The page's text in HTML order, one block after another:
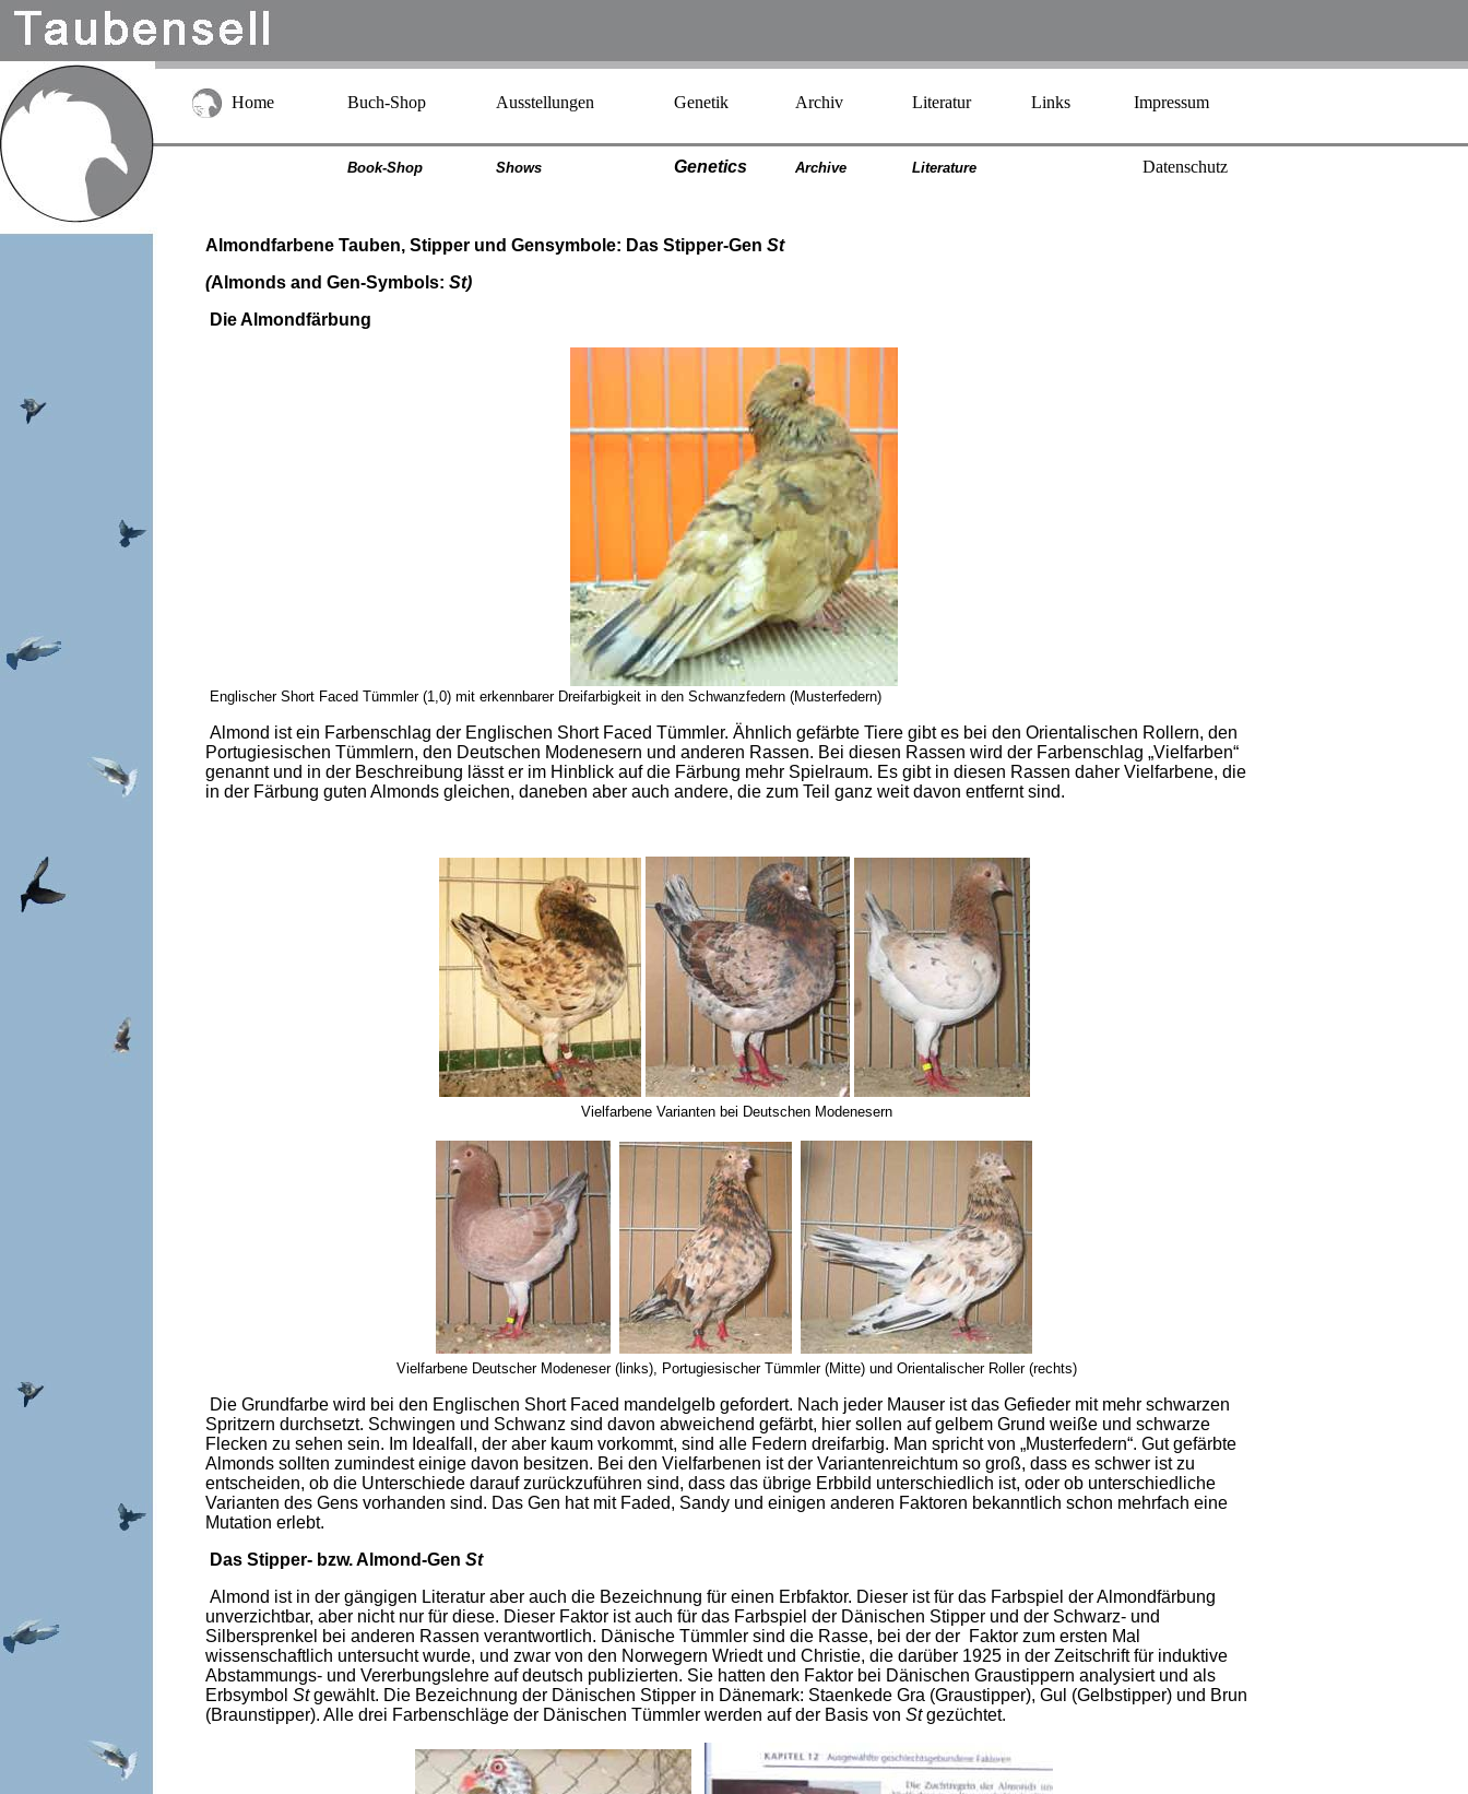
Home Buch-Shop Ausstellungen Genetik Archiv Literatur Links Impressum
Book-Shop Shows Genetics Archive Literature Datenschutz
Almondfarbene Tauben, Stipper und Gensymbole: Das Stipper-Gen St
(Almonds and Gen-Symbols: St)
Die Almondfärbung
Englischer Short Faced Tümmler (1,0) mit erkennbarer Dreifarbigkeit in den Schwanzfedern (Musterfedern)
Almond ist ein Farbenschlag der Englischen Short Faced Tümmler. Ähnlich gefärbte Tiere gibt es bei den Orientalischen Rollern, den
Portugiesischen Tümmlern, den Deutschen Modenesern und anderen Rassen. Bei diesen Rassen wird der Farbenschlag „Vielfarben“
genannt und in der Beschreibung lässt er im Hinblick auf die Färbung mehr Spielraum. Es gibt in diesen Rassen daher Vielfarbene, die
in der Färbung guten Almonds gleichen, daneben aber auch andere, die zum Teil ganz weit davon entfernt sind.
Vielfarbene Varianten bei Deutschen Modenesern
Vielfarbene Deutscher Modeneser (links), Portugiesischer Tümmler (Mitte) und Orientalischer Roller (rechts)
Die Grundfarbe wird bei den Englischen Short Faced mandelgelb gefordert. Nach jeder Mauser ist das Gefieder mit mehr schwarzen
Spritzern durchsetzt. Schwingen und Schwanz sind davon abweichend gefärbt, hier sollen auf gelbem Grund weiße und schwarze
Flecken zu sehen sein. Im Idealfall, der aber kaum vorkommt, sind alle Federn dreifarbig. Man spricht von „Musterfedern“. Gut gefärbte
Almonds sollten zumindest einige davon besitzen. Bei den Vielfarbenen ist der Variantenreichtum so groß, dass es schwer ist zu
entscheiden, ob die Unterschiede darauf zurückzuführen sind, dass das übrige Erbbild unterschiedlich ist, oder ob unterschiedliche
Varianten des Gens vorhanden sind. Das Gen hat mit Faded, Sandy und einigen anderen Faktoren bekanntlich schon mehrfach eine
Mutation erlebt.
Das Stipper- bzw. Almond-Gen St
Almond ist in der gängigen Literatur aber auch die Bezeichnung für einen Erbfaktor. Dieser ist für das Farbspiel der Almondfärbung
unverzichtbar, aber nicht nur für diese. Dieser Faktor ist auch für das Farbspiel der Dänischen Stipper und der Schwarz- und
Silbersprenkel bei anderen Rassen verantwortlich. Dänische Tümmler sind die Rasse, bei der der Faktor zum ersten Mal
wissenschaftlich untersucht wurde, und zwar von den Norwegern Wriedt und Christie, die darüber 1925 in der Zeitschrift für induktive
Abstammungs- und Vererbungslehre auf deutsch publizierten. Sie hatten den Faktor bei Dänischen Graustippern analysiert und als
Erbsymbol Stgewählt. Die Bezeichnung der Dänischen Stipper in Dänemark: Staenkede Gra (Graustipper), Gul (Gelbstipper) und Brun
(Braunstipper). Alle drei Farbenschläge der Dänischen Tümmler werden auf der Basis von Stgezüchtet.